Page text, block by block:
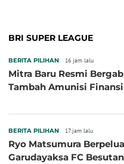
BRI SUPER LEAGUE
BERITA PILIHAN 16 jam lalu
Mitra Baru Resmi
Tambah Amunisi
BERITA PILIHAN 17 jam lalu
Ryo Matsumura
Garudayaksa FC